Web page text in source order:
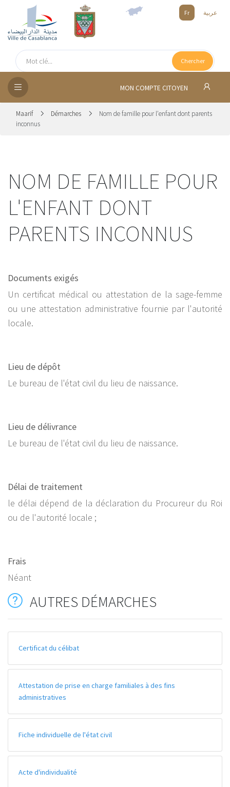
Fr عربية
Chercher
MON COMPTE CITOYEN
Maarif Démarches
Nom de famille pour l'enfant dont parents
inconnus
NOM DE FAMILLE POUR
L'ENFANT DONT
PARENTS INCONNUS
Documents exigés
Un certificat médical ou attestation de la sage-femme
ou une attestation administrative fournie par l'autorité
locale.
Lieu de dépôt
Le bureau de l'état civil du lieu de naissance.
Lieu de délivrance
Le bureau de l'état civil du lieu de naissance.
Délai de traitement
le délai dépend de la déclaration du Procureur du Roi
ou de l'autorité locale ;
Frais
Néant
AUTRES DÉMARCHES
Certificat du célibat
Attestation de prise en charge familiales à des fins
administratives
Fiche individuelle de l'état civil
Acte d'individualité